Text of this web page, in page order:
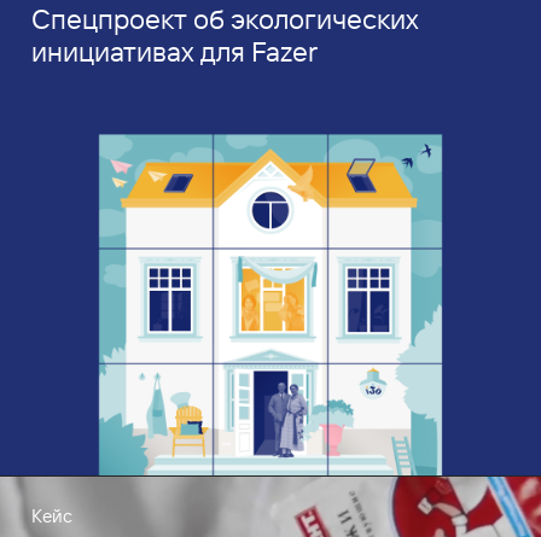
Спецпроект об экологических
инициативах для Fazer
Кейс